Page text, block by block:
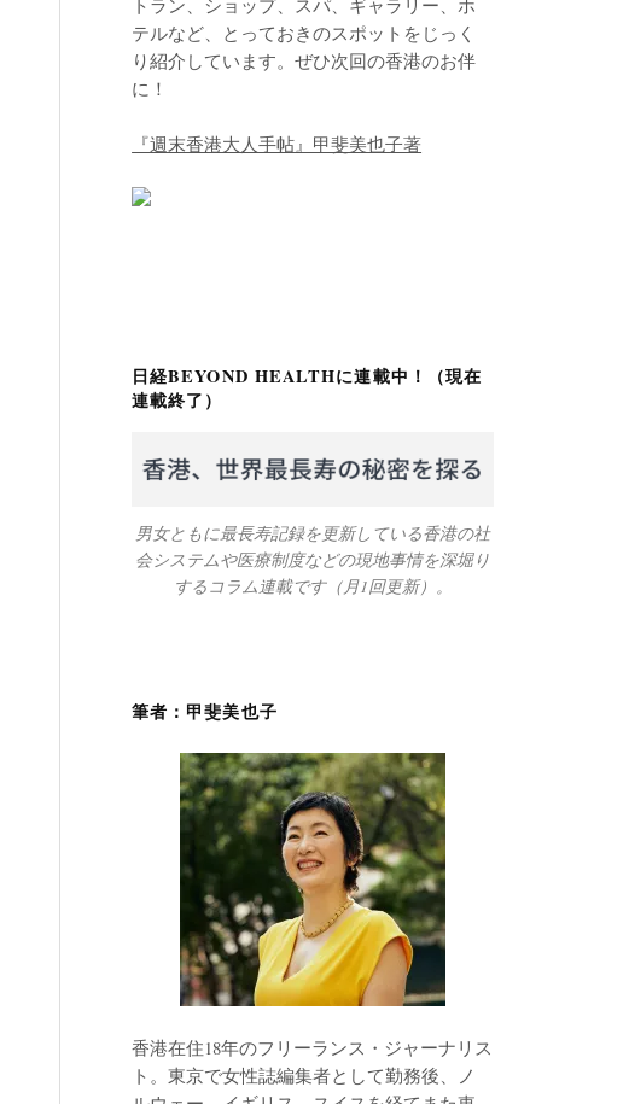
テルなど、とっておきのスポットをじっく
り紹介しています。ぜひ次回の香港のお伴
に！
『週末香港大人手帖』甲斐美也子著
日経BEYOND HEALTHに連載中！（現在
連載終了）
男女ともに最長寿記録を更新している香港の社
会システムや医療制度などの現地事情を深堀り
するコラム連載です（月1回更新）。
筆者：甲斐美也子
香港在住18年のフリーランス・ジャーナリス
ト。東京で女性誌編集者として勤務後、ノ